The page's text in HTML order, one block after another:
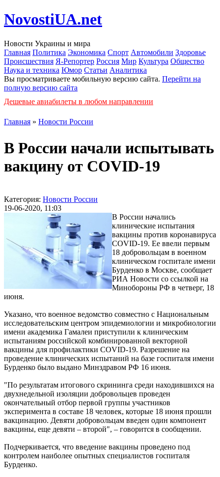
NovostiUA.net
Новости Украины и мира
Главная Политика Экономика Спорт Автомобили Здоровье
Происшествия Я-Репортер Россия Мир Культура Общество
Наука и техника Юмор Статьи Аналитика
Вы просматриваете мобильную версию сайта. Перейти на
полную версию сайта
Дешевые авиабилеты в любом направлении
Главная » Новости России
В России начали испытывать
вакцину от COVID-19
Категория: Новости России
19-06-2020, 11:03
В России начались
клинические испытания
вакцины против коронавируса
COVID-19. Ее ввели первым
18 добровольцам в военном
клиническом госпитале имени
Бурденко в Москве, сообщает
РИА Новости со ссылкой на
Минобороны РФ в четверг, 18
июня.
Указано, что военное ведомство совместно с Национальным
исследовательским центром эпидемиологии и микробиологии
имени академика Гамалеи приступили к клиническим
испытаниям российской комбинированной векторной
вакцины для профилактики COVID-19. Разрешение на
проведение клинических испытаний на базе госпиталя имени
Бурденко было выдано Минздравом РФ 16 июня.
"По результатам итогового скрининга среди находившихся на
двухнедельной изоляции добровольцев проведен
окончательный отбор первой группы участников
эксперимента в составе 18 человек, которые 18 июня прошли
вакцинацию. Девяти добровольцам введен один компонент
вакцины, еще девяти – второй", – говорится в сообщении.
Подчеркивается, что введение вакцины проведено под
контролем наиболее опытных специалистов госпиталя
Бурденко.